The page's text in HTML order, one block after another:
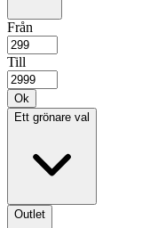
Från
Till
Ok
Ett grönare val
Outlet